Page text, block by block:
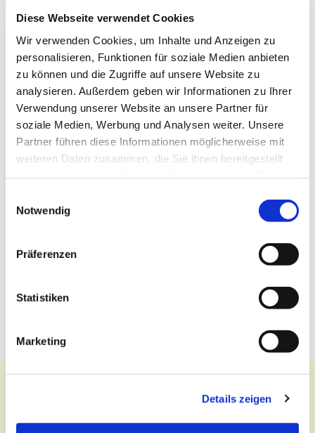
Diese Webseite verwendet Cookies
Wir verwenden Cookies, um Inhalte und Anzeigen zu
personalisieren, Funktionen für soziale Medien anbieten
zu können und die Zugriffe auf unsere Website zu
analysieren. Außerdem geben wir Informationen zu Ihrer
Verwendung unserer Website an unsere Partner für
soziale Medien, Werbung und Analysen weiter. Unsere
Partner führen diese Informationen möglicherweise mit
weiteren Daten zusammen, die Sie ihnen bereitgestellt
Notwendig
Präferenzen
Statistiken
Marketing
Details zeigen